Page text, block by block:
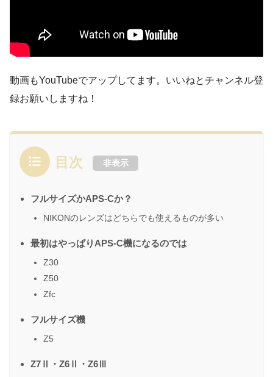
動画もYouTubeでアップしてます。いいねとチャンネル登
録お願いしますね！
目次 非表示
フルサイズかAPS-Cか？
NIKONのレンズはどちらでも使えるものが多い
最初はやっぱりAPS-C機になるのでは
Z30
Z50
Zfc
フルサイズ機
Z5
Z7Ⅱ・Z6Ⅱ・Z6Ⅲ